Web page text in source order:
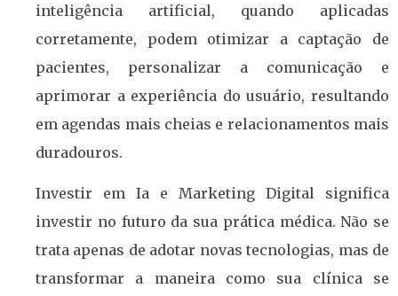
inteligência artificial, quando aplicadas
corretamente, podem otimizar a captação de
pacientes, personalizar a comunicação e
aprimorar a experiência do usuário, resultando
em agendas mais cheias e relacionamentos mais
duradouros.
Investir em Ia e Marketing Digital significa
investir no futuro da sua prática médica. Não se
trata apenas de adotar novas tecnologias, mas de
transformar a maneira como sua clínica se